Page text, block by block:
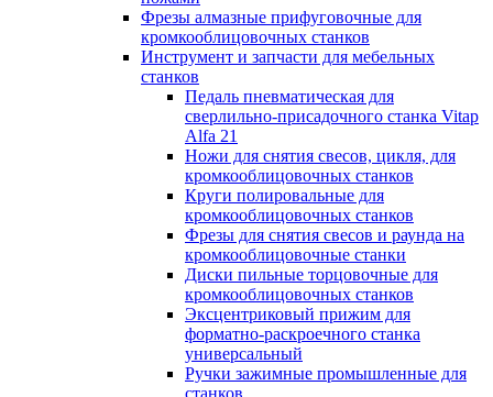
Фрезы алмазные прифуговочные для
кромкооблицовочных станков
Инструмент и запчасти для мебельных
станков
Педаль пневматическая для
сверлильно-присадочного станка Vitap
Alfa 21
Ножи для снятия свесов, цикля, для
кромкооблицовочных станков
Круги полировальные для
кромкооблицовочных станков
Фрезы для снятия свесов и раунда на
кромкооблицовочные станки
Диски пильные торцовочные для
кромкооблицовочных станков
Эксцентриковый прижим для
форматно-раскроечного станка
универсальный
Ручки зажимные промышленные для
станков